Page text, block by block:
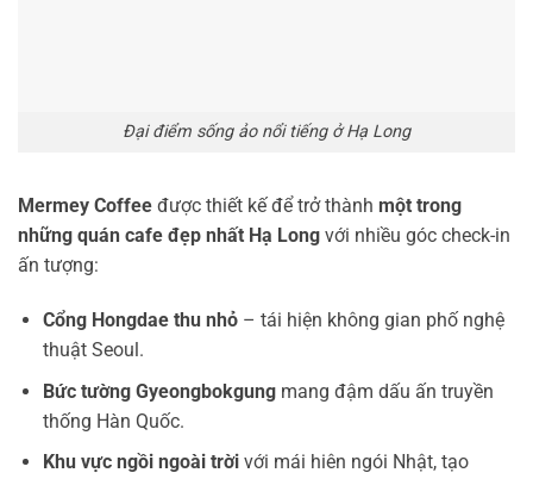
Đại điểm sống ảo nổi tiếng ở Hạ Long
Mermey Coffee được thiết kế để trở thành một trong
những quán cafe đẹp nhất Hạ Long với nhiều góc check-in
ấn tượng:
Cổng Hongdae thu nhỏ– tái hiện không gian phố nghệ
thuật Seoul.
Bức tường Gyeongbokgungmang đậm dấu ấn truyền
thống Hàn Quốc.
Khu vực ngồi ngoài trờivới mái hiên ngói Nhật, tạo